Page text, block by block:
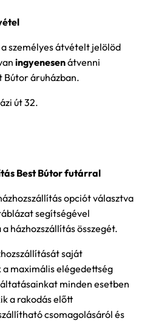
személyes átvételt jelölöd
ingyenesenátvenni
Bútor áruházban.
út 32.
Best Bútor futárral
opciót választva
segítségével
házhozszállítás összegét.
saját
maximális elégedettség
minden esetben
a rakodás előtt
csomagolásáról és